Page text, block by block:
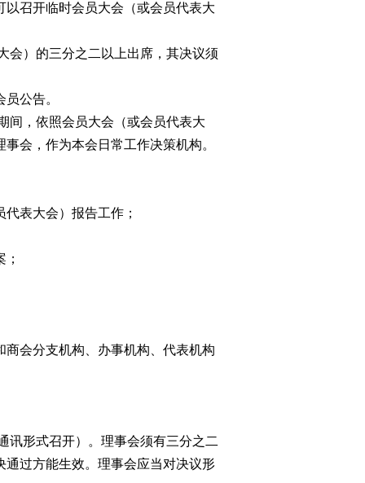
召开临时会员大会（或会员代表大
会）的三分之二以上出席，其决议须
公告。
间，依照会员大会（或会员代表大
会，作为本会日常工作决策机构。
表大会）报告工作；
商会分支机构、办事机构、代表机构
形式召开）。理事会须有三分之二
通过方能生效。理事会应当对决议形